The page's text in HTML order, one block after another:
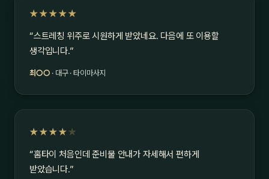
★★★★★
“스트레칭 위주로 시원하게 받았네요. 다음에 또 이용할
생각입니다.”
최○○ · 대구 · 타이마사지
★★★★ ★
“홈타이 처음인데 준비물 안내가 자세해서 편하게
받았습니다.”